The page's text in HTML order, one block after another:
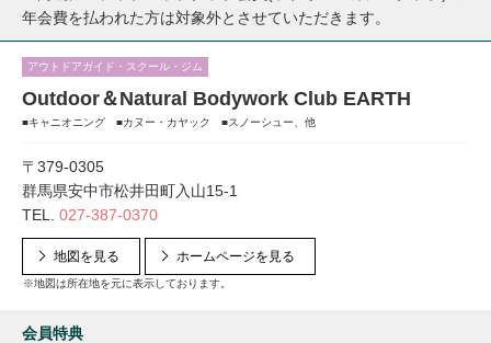
年会費を払われた方は対象外とさせていただきます。
アウトドアガイド・スクール・ジム
Outdoor＆Natural Bodywork Club EARTH
■キャニオニング ■カヌー・カヤック ■スノーシュー、他
〒379-0305
群馬県安中市松井田町入山15-1
TEL. 027-387-0370
地図を見る
※地図は所在地を元に表示しております。
ホームページを見る
会員特典